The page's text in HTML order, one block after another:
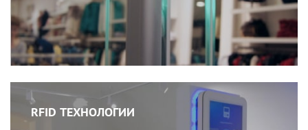
RFID ТЕХНОЛОГИИ